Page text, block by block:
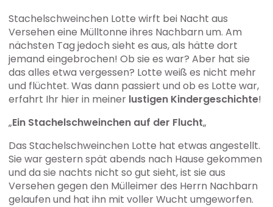
Stachelschweinchen Lotte wirft bei Nacht aus
Versehen eine Mülltonne ihres Nachbarn um. Am
nächsten Tag jedoch sieht es aus, als hätte dort
jemand eingebrochen! Ob sie es war? Aber hat sie
das alles etwa vergessen? Lotte weiß es nicht mehr
und flüchtet. Was dann passiert und ob es Lotte war,
erfahrt Ihr hier in meiner lustigen Kindergeschichte!
„Ein Stachelschweinchen auf der Flucht„
Das Stachelschweinchen Lotte hat etwas angestellt.
Sie war gestern spät abends nach Hause gekommen
und da sie nachts nicht so gut sieht, ist sie aus
Versehen gegen den Mülleimer des Herrn Nachbarn
gelaufen und hat ihn mit voller Wucht umgeworfen.